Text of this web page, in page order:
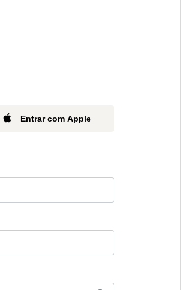
Entrar com Apple